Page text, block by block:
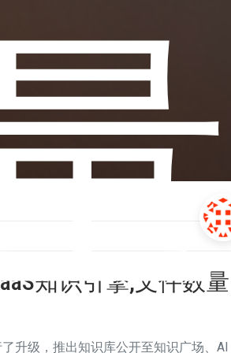
知识引擎,文件数量
升级，推出知识库公开至知识广场、AI